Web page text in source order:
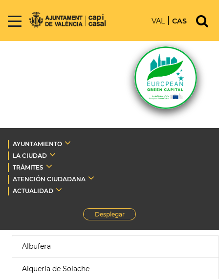
VAL CAS
AYUNTAMIENTO
LA CIUDAD
TRÁMITES
ATENCIÓN CIUDADANA
ACTUALIDAD
Desplegar
Albufera
Alquería de Solache